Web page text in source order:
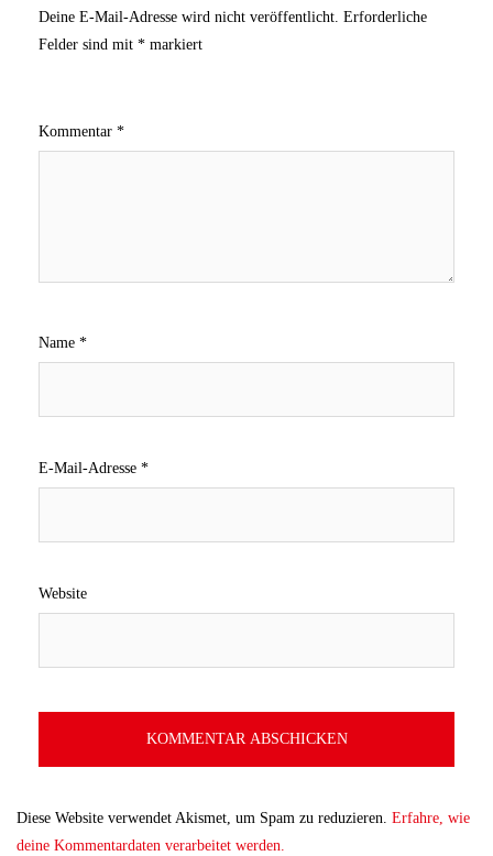
Deine E-Mail-Adresse wird nicht veröffentlicht. Erforderliche
Felder sind mit * markiert
Kommentar *
Name *
E-Mail-Adresse *
Website
Diese Website verwendet Akismet, um Spam zu reduzieren. Erfahre, wie
deine Kommentardaten verarbeitet werden.